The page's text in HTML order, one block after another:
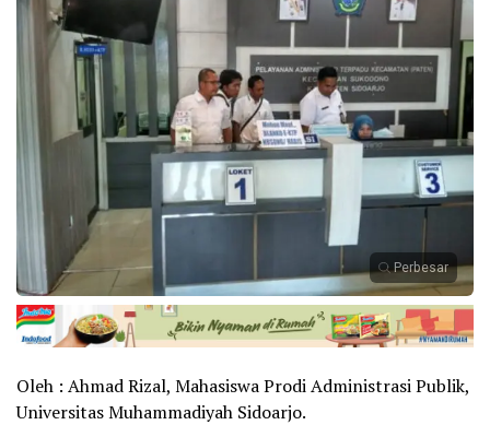
Perbesar
Oleh : Ahmad Rizal, Mahasiswa Prodi Administrasi Publik,
Universitas Muhammadiyah Sidoarjo.